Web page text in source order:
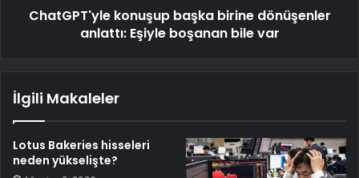
ChatGPT'yle konuşup başka birine dönüşenler
anlattı: Eşiyle boşanan bile var
İlgili Makaleler
Lotus Bakeries hisseleri
neden yükselişte?